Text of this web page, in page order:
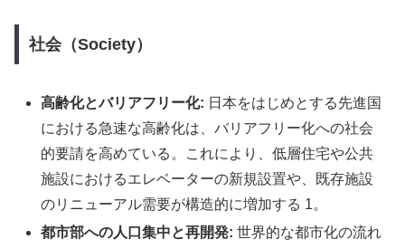
社会（Society）
高齢化とバリアフリー化: 日本をはじめとする先進国
における急速な高齢化は、バリアフリー化への社会
的要請を高めている。これにより、低層住宅や公共
施設におけるエレベーターの新規設置や、既存施設
のリニューアル需要が構造的に増加する 1。
都市部への人口集中と再開発: 世界的な都市化の流れ